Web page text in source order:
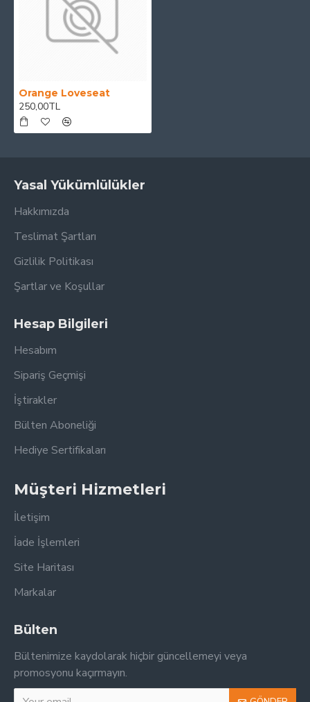
Orange Loveseat
250,00TL
Yasal Yükümlülükler
Hakkımızda
Teslimat Şartları
Gizlilik Politikası
Şartlar ve Koşullar
Hesap Bilgileri
Hesabım
Sipariş Geçmişi
İştirakler
Bülten Aboneliği
Hediye Sertifikaları
Müşteri Hizmetleri
İletişim
İade İşlemleri
Site Haritası
Markalar
Bülten
Bültenimize kaydolarak hiçbir güncellemeyi veya
promosyonu kaçırmayın.